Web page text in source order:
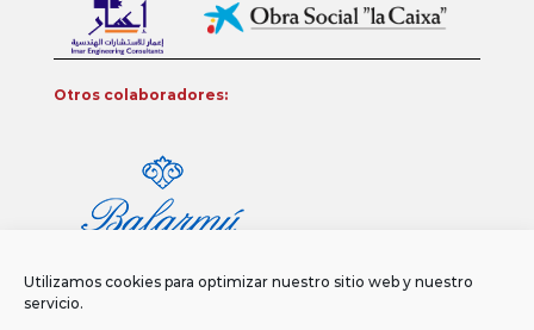
Utilizamos cookies para optimizar nuestro sitio web y nuestro
servicio.
Otros colaboradores: